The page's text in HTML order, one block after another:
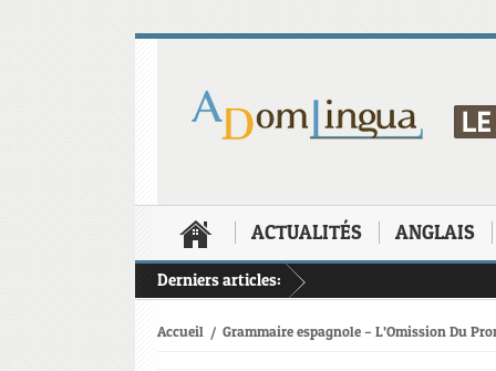
ACTUALITÉS ANGLAIS
Derniers articles:
Accueil / Grammaire espagnole – L’Omission Du